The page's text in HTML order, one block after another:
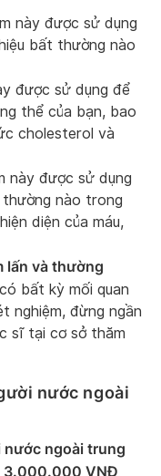
này được sử dụng
bất thường nào
được sử dụng để
thể của bạn, bao
cholesterol và
này được sử dụng
nào trong
diện của máu,
lấn và thường
bất kỳ mối quan
nghiệm, đừng ngần
sĩ tại cơ sở thăm
nước ngoài
nước ngoài trung
3.000.000 VNĐ